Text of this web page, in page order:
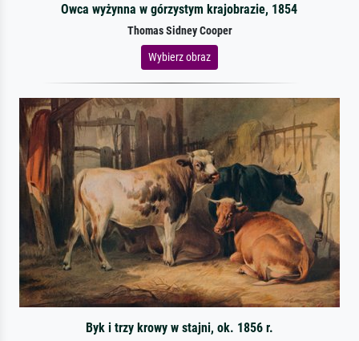
Owca wyżynna w górzystym krajobrazie, 1854
Thomas Sidney Cooper
Wybierz obraz
Byk i trzy krowy w stajni, ok. 1856 r.